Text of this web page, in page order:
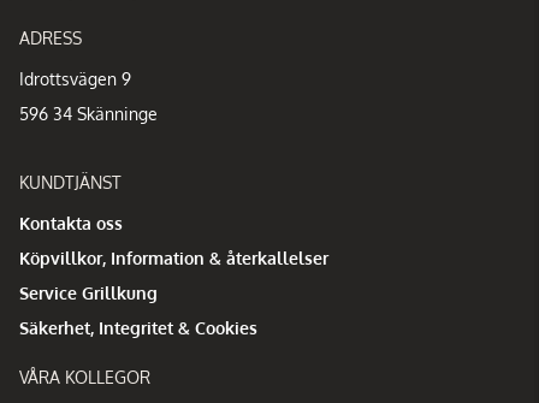
ADRESS
Idrottsvägen 9
596 34 Skänninge
KUNDTJÄNST
Kontakta oss
Köpvillkor, Information & återkallelser
Service Grillkung
Säkerhet, Integritet & Cookies
VÅRA KOLLEGOR